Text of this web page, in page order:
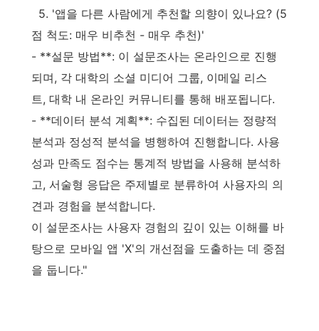
5. '앱을 다른 사람에게 추천할 의향이 있나요? (5
점 척도: 매우 비추천 - 매우 추천)'
- **설문 방법**: 이 설문조사는 온라인으로 진행
되며, 각 대학의 소셜 미디어 그룹, 이메일 리스
트, 대학 내 온라인 커뮤니티를 통해 배포됩니다.
- **데이터 분석 계획**: 수집된 데이터는 정량적
분석과 정성적 분석을 병행하여 진행합니다. 사용
성과 만족도 점수는 통계적 방법을 사용해 분석하
고, 서술형 응답은 주제별로 분류하여 사용자의 의
견과 경험을 분석합니다.
이 설문조사는 사용자 경험의 깊이 있는 이해를 바
탕으로 모바일 앱 'X'의 개선점을 도출하는 데 중점
을 둡니다."